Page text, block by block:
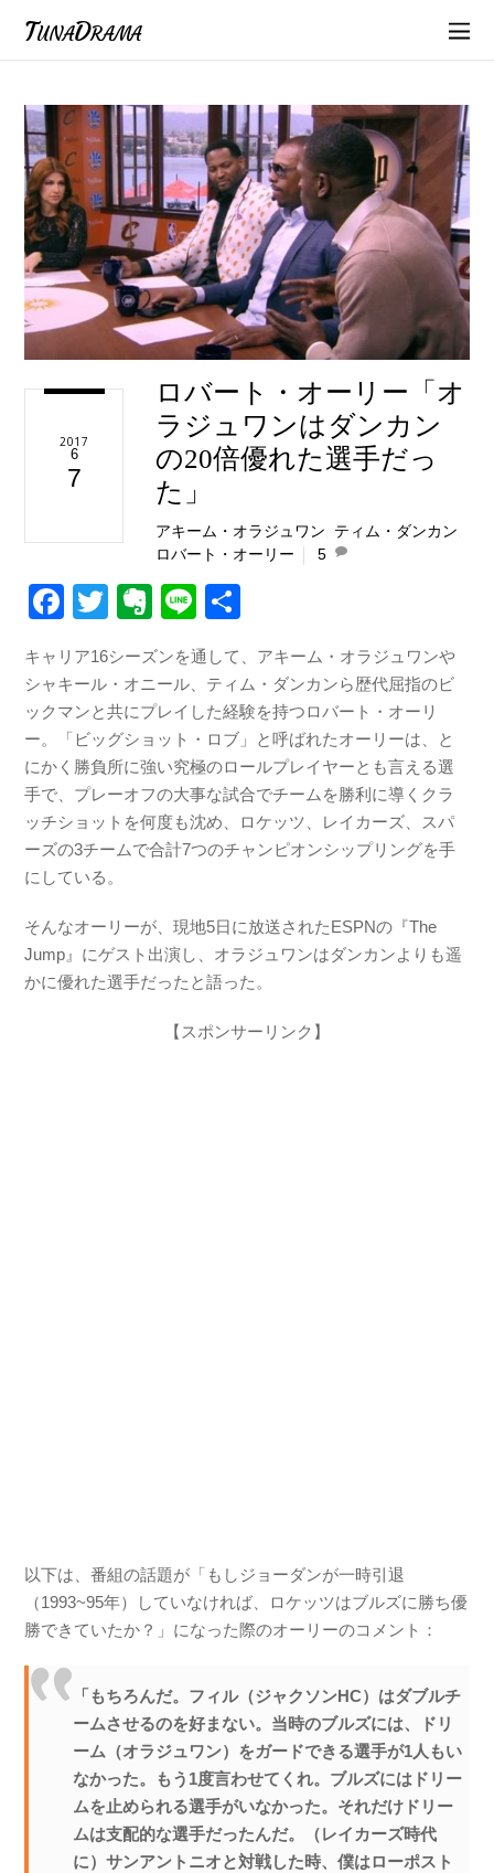
TunaDrama
2017
6
7
ロバート・オーリー「オ
ラジュワンはダンカン
の20倍優れた選手だっ
た」
アキーム・オラジュワン ティム・ダンカン
ロバート・オーリー
5
F
c
e
b
o
o
k
T
tt
er
E
er
n
ot
e
Li
e
キャリア16シーズンを通して、アキーム・オラジュワンや
シャキール・オニール、ティム・ダンカンら歴代屈指のビ
ックマンと共にプレイした経験を持つロバート・オーリ
ー。「ビッグショット・ロブ」と呼ばれたオーリーは、と
にかく勝負所に強い究極のロールプレイヤーとも言える選
手で、プレーオフの大事な試合でチームを勝利に導くクラ
ッチショットを何度も沈め、ロケッツ、レイカーズ、スパ
ーズの3チームで合計7つのチャンピオンシップリングを手
にしている。
そんなオーリーが、現地5日に放送されたESPNの『The
Jump』にゲスト出演し、オラジュワンはダンカンよりも遥
かに優れた選手だったと語った。
【スポンサーリンク】
以下は、番組の話題が「もしジョーダンが一時引退
（1993~95年）していなければ、ロケッツはブルズに勝ち優
勝できていたか？」になった際のオーリーのコメント：
「もちろんだ。フィル（ジャクソンHC）はダブルチ
ームさせるのを好まない。当時のブルズには、ドリ
ーム（オラジュワン）をガードできる選手が1人もい
なかった。もう1度言わせてくれ。ブルズにはドリー
ムを止められる選手がいなかった。それだけドリー
ムは支配的な選手だったんだ。（レイカーズ時代
に）サンアントニオと対戦した時、僕はローポスト